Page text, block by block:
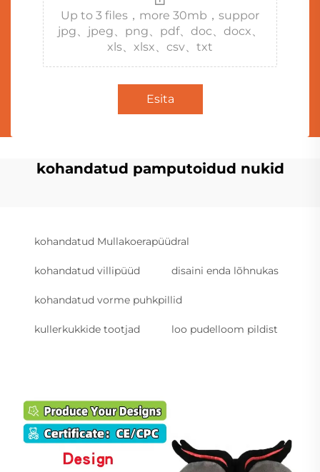
Up to 3 files，more 30mb，suppor
jpg、jpeg、png、pdf、doc、docx、
xls、xlsx、csv、txt
Esita
kohandatud pamputoidud nukid
kohandatud Mullakoerapüüdral
kohandatud villipüüd disaini enda lõhnukas
kohandatud vorme puhkpillid
kullerkukkide tootjad loo pudelloom pildist